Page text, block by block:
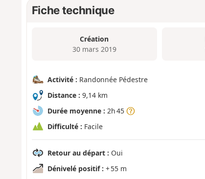
Fiche technique
Création
30 mars 2019
Activité : Randonnée Pédestre
Distance : 9,14 km
Durée moyenne : 2h 45
Difficulté : Facile
Retour au départ : Oui
Dénivelé positif : + 55 m